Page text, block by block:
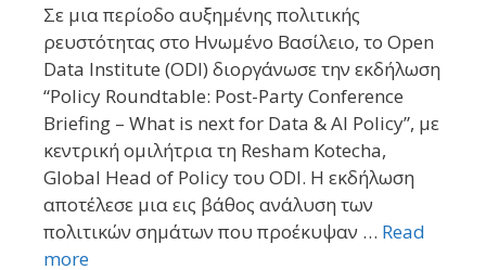
Σε μια περίοδο αυξημένης πολιτικής
ρευστότητας στο Ηνωμένο Βασίλειο, το Open
Data Institute (ODI) διοργάνωσε την εκδήλωση
“Policy Roundtable: Post-Party Conference
Briefing – What is next for Data & AI Policy”, με
κεντρική ομιλήτρια τη Resham Kotecha,
Global Head of Policy του ODI. Η εκδήλωση
αποτέλεσε μια εις βάθος ανάλυση των
πολιτικών σημάτων που προέκυψαν … Read
more